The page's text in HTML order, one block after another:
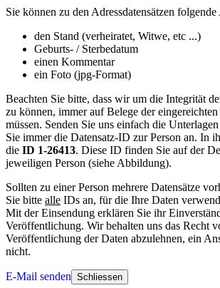
Sie können zu den Adressdatensätzen
den Stand (verheiratet, Witwe, etc ...)
Geburts- / Sterbedatum
einen Kommentar
ein Foto (jpg-Format)
Beachten Sie bitte, dass wir um die Integrität
zu können, immer auf Belege der eingereichten
müssen. Senden Sie uns einfach die Unterlagen
Sie immer die Datensatz-ID zur Person an. In
die ID 1-26413. Diese ID finden Sie auf der
jeweiligen Person (siehe Abbildung).
Sollten zu einer Person mehrere Datensätze
Sie bitte alle IDs an, für die Ihre Daten
Mit der Einsendung erklären Sie ihr
Veröffentlichung. Wir behalten uns das Recht
Veröffentlichung der Daten abzulehnen, ein
nicht.
E-Mail senden Schliessen